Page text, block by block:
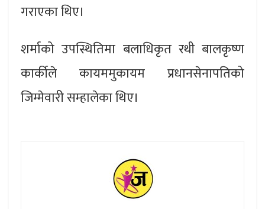
गराएका थिए।
शर्माको उपस्थितिमा बलाधिकृत रथी बालकृष्ण
कार्कीले कायममुकायम प्रधानसेनापतिको
जिम्मेवारी सम्हालेका थिए।